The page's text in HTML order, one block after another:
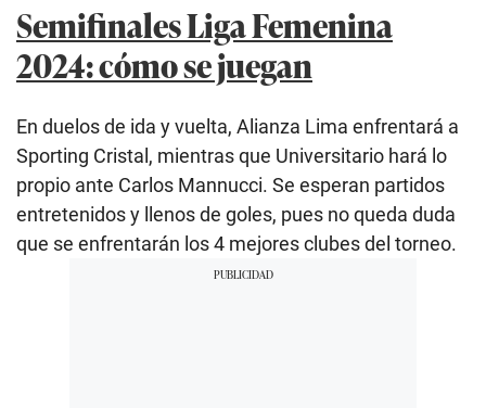
Semifinales Liga Femenina
2024: cómo se juegan
En duelos de ida y vuelta, Alianza Lima enfrentará a
Sporting Cristal, mientras que Universitario hará lo
propio ante Carlos Mannucci. Se esperan partidos
entretenidos y llenos de goles, pues no queda duda
que se enfrentarán los 4 mejores clubes del torneo.